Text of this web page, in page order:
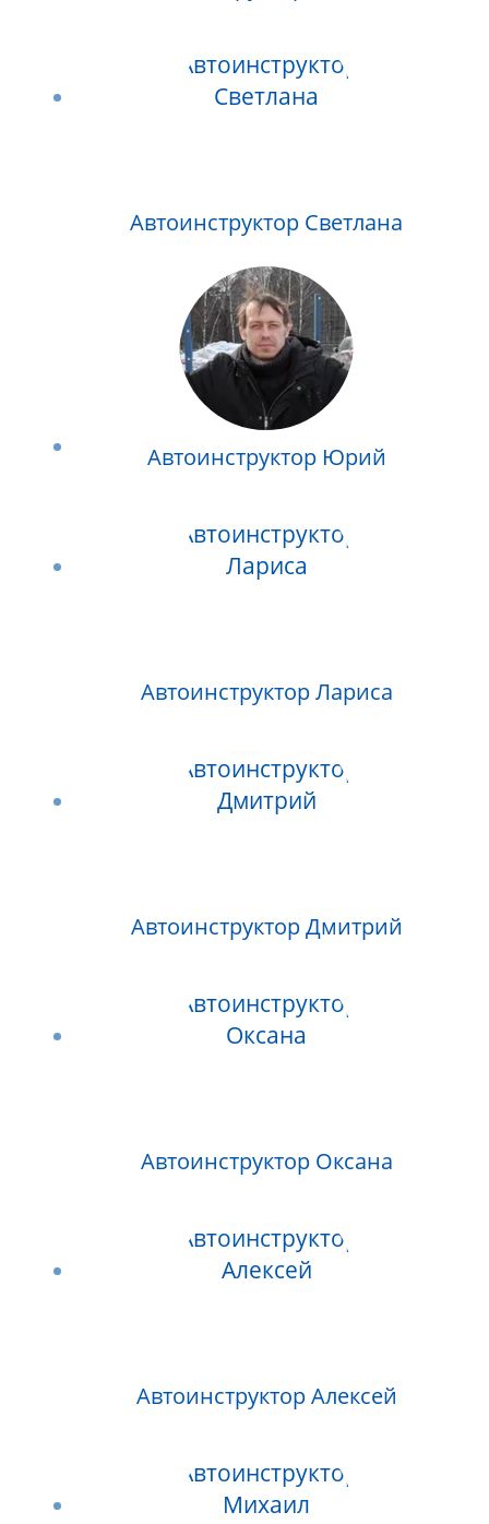
Автоинструктор Светлана
Автоинструктор Юрий
Автоинструктор Лариса
Автоинструктор Дмитрий
Автоинструктор Оксана
Автоинструктор Алексей